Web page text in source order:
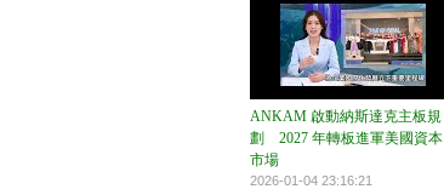
ANKAM 啟動納斯達克主板規
劃 2027 年轉板進軍美國資本
市場
2026-01-04 23:16:21